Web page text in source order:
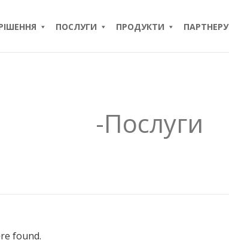
ПОСЛУГИ ПРОДУКТИ ПАРТНЕРУ
-Послуги
found.